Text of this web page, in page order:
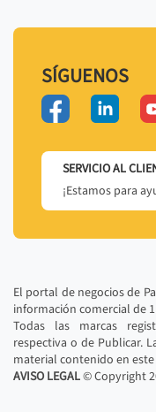
SÍGUENOS
SERVICIO AL
¡Estamos para
El portal de negocios de
información comercial de
Todas las marcas
respectiva o de Publicar.
material contenido en
AVISO LEGAL© Copyright